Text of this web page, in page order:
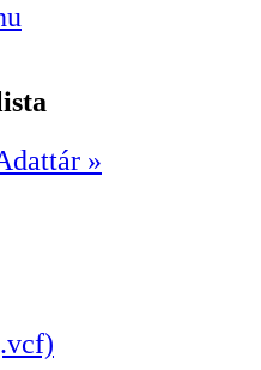
»